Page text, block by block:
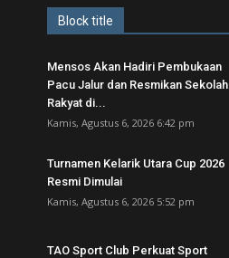
Block title
Mensos Akan Hadiri Pembukaan
Pacu Jalur dan Resmikan Sekolah
Rakyat di...
Kamis, Agustus 6, 2026 6:42 pm
Turnamen Kelarik Utara Cup 2026
Resmi Dimulai
Kamis, Agustus 6, 2026 5:52 pm
TAO Sport Club Perkuat Sport